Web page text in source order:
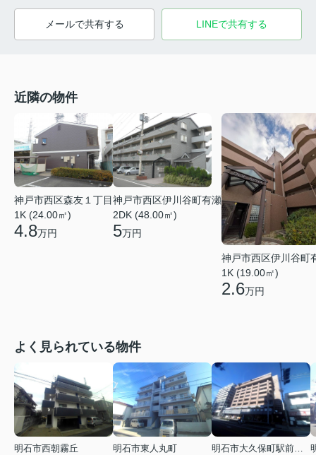
メールで共有する LINEで共有する
近隣の物件
神戸市西区森友１丁目
1K (24.00㎡)
4.8万円
神戸市西区伊川谷町有瀬
2DK (48.00㎡)
5万円
神戸市西区伊川谷町
1K (19.00㎡)
2.6万円
よく見られている物件
明石市西朝霧丘
明石市東人丸町